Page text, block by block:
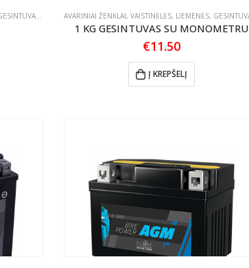
AVARINIAI ŽENKLAI, VAISTINĖLĖS, LIEMENĖS, GESINTUVAI, PRIEDAI
1 KG GESINTUVAS SU MONOMETRU
€11.50
Į KREPŠELĮ